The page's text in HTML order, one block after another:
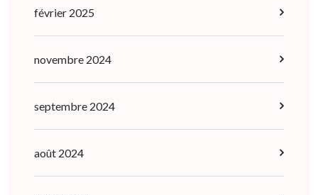
février 2025
novembre 2024
septembre 2024
août 2024